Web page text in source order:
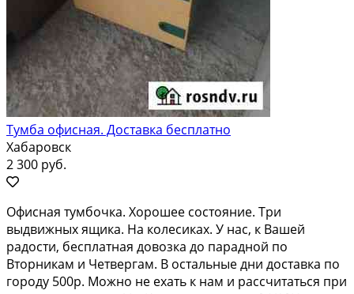
Тумба офисная. Доставка бесплатно
Хабаровск
2 300 руб.
Офисная тумбочка. Хорошее состояние. Три
выдвижных ящика. На колесиках. У нас, к Вашей
радости, бесплатная довозка до парадной по
Вторникам и Четвергам. В остальные дни доставка по
городу 500р. Можно не ехать к нам и рассчитаться при